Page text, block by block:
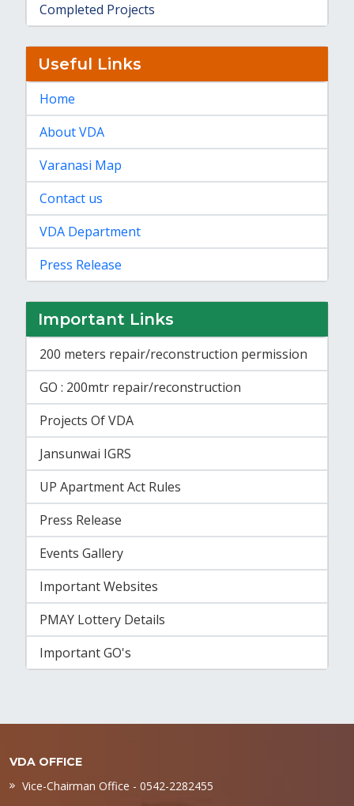
Completed Projects
Useful Links
Home
About VDA
Varanasi Map
Contact us
VDA Department
Press Release
Important Links
200 meters repair/reconstruction permission
GO : 200mtr repair/reconstruction
Projects Of VDA
Jansunwai IGRS
UP Apartment Act Rules
Press Release
Events Gallery
Important Websites
PMAY Lottery Details
Important GO's
VDA OFFICE
Vice-Chairman Office - 0542-2282455